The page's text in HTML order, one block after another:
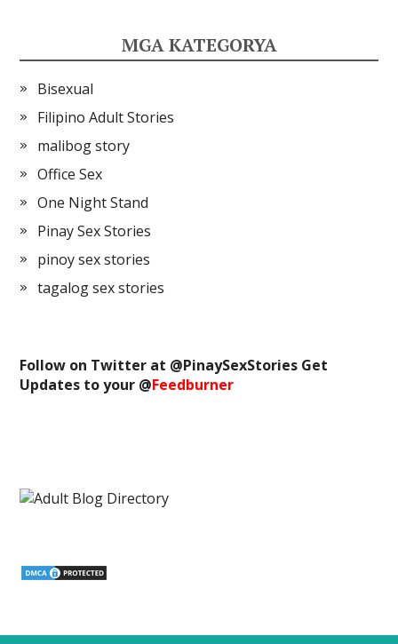
MGA KATEGORYA
Bisexual
Filipino Adult Stories
malibog story
Office Sex
One Night Stand
Pinay Sex Stories
pinoy sex stories
tagalog sex stories
Follow on Twitter at @PinaySexStories Get
Updates to your @Feedburner